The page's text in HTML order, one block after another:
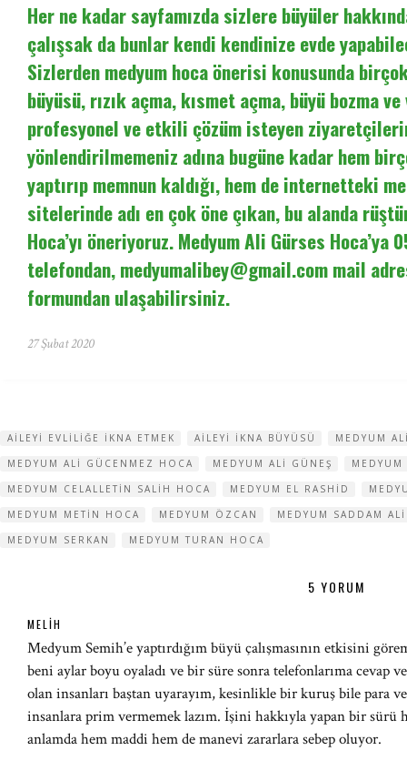
Her ne kadar sayfamızda sizlere büyüler
çalışsak da bunlar kendi kendinize evde
Sizlerden medyum hoca önerisi konusunda
büyüsü, rızık açma, kısmet açma, büyü bozma
profesyonel ve etkili çözüm isteyen
yönlendirilmemeniz adına bugüne kadar hem
yaptırıp memnun kaldığı, hem de internetteki
sitelerinde adı en çok öne çıkan, bu alanda
Hoca’yı öneriyoruz. Medyum Ali Gürses Hoca’ya
telefondan,medyumalibey@gmail.commail
formundan ulaşabilirsiniz.
27 Şubat 2020
AILEYI EVLILIĞE IKNA ETMEK AILEYI IKNA BÜYÜSÜ
MEDYUM
MEDYUM ALI GÜCENMEZ HOCA
MEDYUM ALI GÜNEŞ
MEDYUM CELALLETIN SALIH HOCA
MEDYUM EL RASHID
MEDYUM METIN HOCA
MEDYUM ÖZCAN
MEDYUM SADDAM ALI
MEDYUM SERKAN
MEDYUM TURAN HOCA
5 YORUM
MELIH
Medyum Semih’e yaptırdığım büyü çalışmasının etkisini
beni aylar boyu oyaladı ve bir süre sonra telefonlarıma cevap
olan insanları baştan uyarayım, kesinlikle bir kuruş bile para
insanlara prim vermemek lazım. İşini hakkıyla yapan bir sürü
anlamda hem maddi hem de manevi zararlara sebep oluyor.